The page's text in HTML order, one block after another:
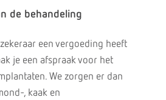
de behandeling
een vergoeding heeft
je een afspraak voor het
We zorgen er dan
, kaak en